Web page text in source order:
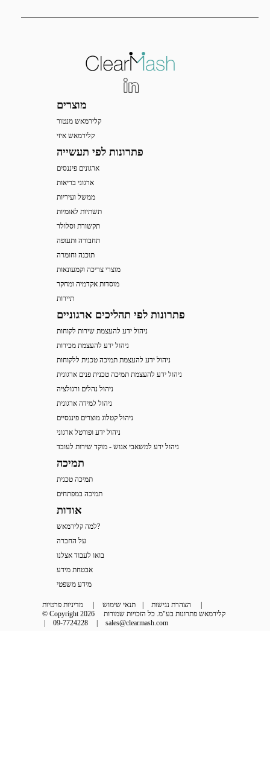
מוצרים
קלירמאש מנטור
קלירמאש איזי
פתרונות לפי תעשייה
ארגונים פיננסים
ארגוני בריאות
ממשל ועיריות
תשתיות לאומיות
תקשורת וסלולר
תחבורה ותעופה
תוכנה וחומרה
מוצרי צריכה וקמעונאות
מוסדות אקדמיה ומחקר
תיירות
פתרונות לפי תהליכים ארגוניים
ניהול ידע להעצמת שירות לקוחות
ניהול ידע להעצמת מכירות
ניהול ידע להעצמת תמיכה טכנית ללקוחות
ניהול ידע להעצמת תמיכה טכנית פנים ארגונית
ניהול נהלים ורגולציה
ניהול למידה ארגונית
ניהול קטלוג מוצרים פיננסיים
ניהול ידע ופורטל ארגוני
ניהול ידע למשאבי אנוש - מוקד שירות לעובד
תמיכה
תמיכה טכנית
תמיכה במפתחים
אודות
למה קלירמאש?
על החברה
בואו לעבוד אצלנו
אבטחת מידע
מידע משפטי
מדיניות פרטיות תנאי שימוש הצהרת נגישות
© Copyright 2026
קלירמאש פתרונות בע"מ. כל הזכויות שמורות
09-7724228 sales@clearmash.com